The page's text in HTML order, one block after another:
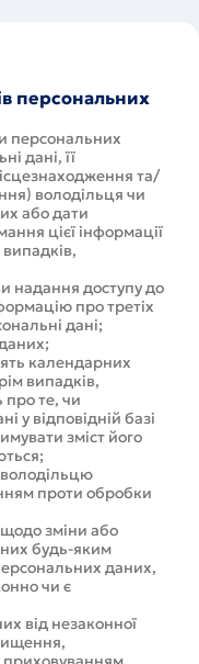
персональних
персональних
дані, її
та/
володільця чи
або дати
цієї інформації
надання доступу до
про третіх
дані;
календарних
випадків,
про те, чи
у відповідній базі
зміст його
проти обробки
зміни або
будь-яким
даних,
чи є
від незаконної